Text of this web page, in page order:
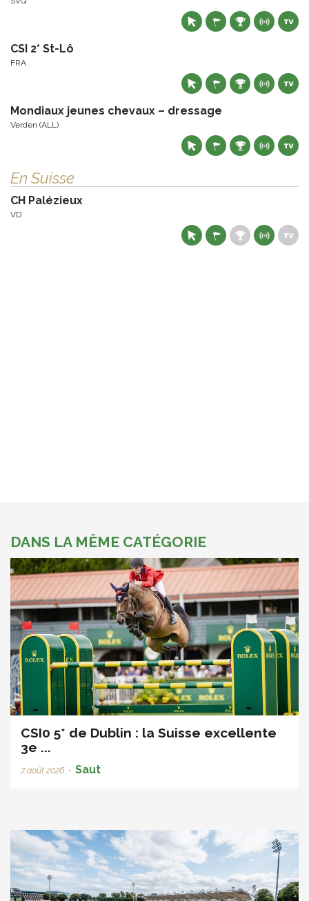
CSI 2* St-Lô
FRA
Mondiaux jeunes chevaux – dressage
Verden (ALL)
En Suisse
CH Palézieux
VD
DANS LA MÊME CATÉGORIE
CSI0 5* de Dublin : la Suisse excellente
3e ...
7 août 2026 • Saut